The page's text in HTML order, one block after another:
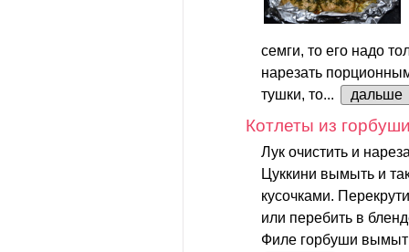
семги, то его надо
нарезать
тушки, то...
дальше
Котлеты из
Лук очистить и
Цуккини вымыть и
кусочками.
или перебить в
Филе горбуши